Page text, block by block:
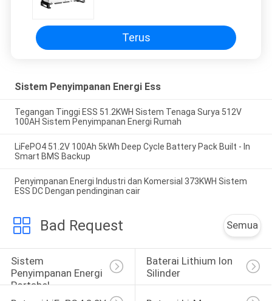
Terus
Sistem Penyimpanan Energi Ess
Tegangan Tinggi ESS 51.2KWH Sistem Tenaga Surya 512V
100AH Sistem Penyimpanan Energi Rumah
LiFePO4 51.2V 100Ah 5kWh Deep Cycle Battery Pack Built - In
Smart BMS Backup
Penyimpanan Energi Industri dan Komersial 373KWH Sistem
ESS DC Dengan pendinginan cair
Bad Request Semua
Sistem
Penyimpanan Energi
Portabel
Baterai Lithium Ion
Silinder